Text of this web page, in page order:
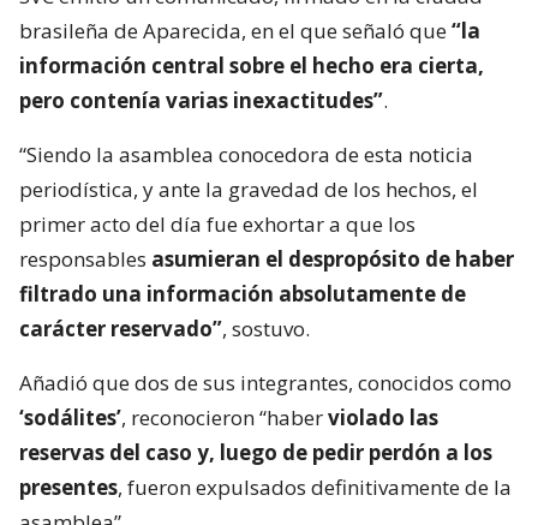
brasileña de Aparecida, en el que señaló que“la
información central sobre el hecho era cierta,
pero contenía varias inexactitudes”.
“Siendo la asamblea conocedora de esta noticia
periodística, y ante la gravedad de los hechos, el
primer acto del día fue exhortar a que los
responsables asumieran el despropósito de haber
filtrado una información absolutamente de
carácter reservado”, sostuvo.
Añadió que dos de sus integrantes, conocidos como
‘sodálites’, reconocieron “haberviolado las
reservas del caso y, luego de pedir perdón a los
presentes, fueron expulsados definitivamente de la